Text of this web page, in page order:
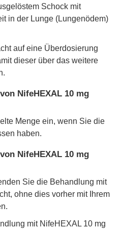
Schock mit
in der Lunge (Lungenödem)
auf eine Überdosierung
dieser über das weitere
NifeHEXAL 10 mg
Menge ein, wenn Sie die
haben.
NifeHEXAL 10 mg
Sie die Behandlung mit
ohne dies vorher mit Ihrem
mit NifeHEXAL 10 mg